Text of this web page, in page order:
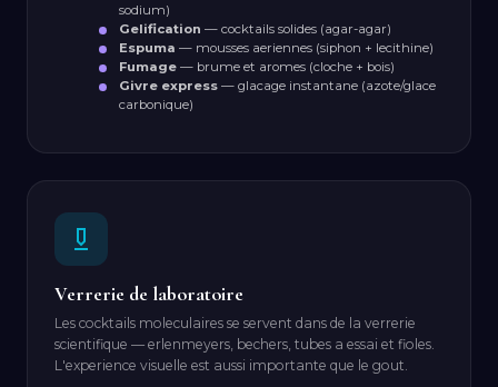
sodium)
Gelification — cocktails solides (agar-agar)
Espuma — mousses aeriennes (siphon + lecithine)
Fumage — brume et aromes (cloche + bois)
Givre express — glacage instantane (azote/glace
carbonique)
Verrerie de laboratoire
Les cocktails moleculaires se servent dans de la verrerie
scientifique — erlenmeyers, bechers, tubes a essai et fioles.
L'experience visuelle est aussi importante que le gout.